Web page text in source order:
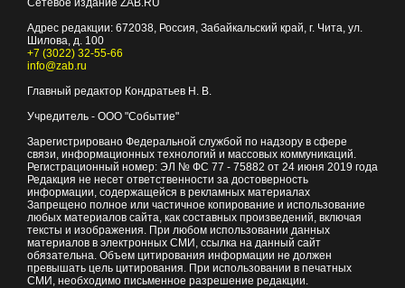
Сетевое издание ZAB.RU
Адрес редакции: 672038, Россия, Забайкальский край, г. Чита, ул.
Шилова, д. 100
+7 (3022) 32-55-66
info@zab.ru
Главный редактор Кондратьев Н. В.
Учредитель - ООО "Событие"
Зарегистрировано Федеральной службой по надзору в сфере
связи, информационных технологий и массовых коммуникаций.
Регистрационный номер: ЭЛ № ФС 77 - 75882 от 24 июня 2019 года
Редакция не несет ответственности за достоверность
информации, содержащейся в рекламных материалах
Запрещено полное или частичное копирование и использование
любых материалов сайта, как составных произведений, включая
тексты и изображения. При любом использовании данных
материалов в электронных СМИ, ссылка на данный сайт
обязательна. Объем цитирования информации не должен
превышать цель цитирования. При использовании в печатных
СМИ, необходимо письменное разрешение редакции.